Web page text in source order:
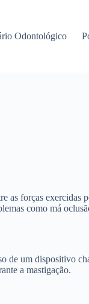
Odontológico
forças exercidas
como má
um dispositivo
a mastigação.